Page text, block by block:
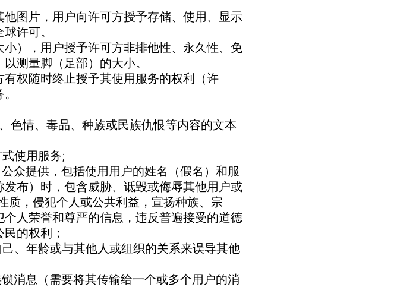
图片，用户向许可方授予存储、使用、显示
许可。
），用户授予许可方非排他性、永久性、免
测量脚（足部）的大小。
权随时终止授予其使用服务的权利（许
色情、毒品、种族或民族仇恨等内容的文本
使用服务;
众提供，包括使用用户的姓名（假名）和服
布）时，包含威胁、诋毁或侮辱其他用户或
质，侵犯个人或公共利益，宣扬种族、宗
人荣誉和尊严的信息，违反普遍接受的道德
的权利；
、年龄或与其他人或组织的关系来误导其他
消息（需要将其传输给一个或多个用户的消